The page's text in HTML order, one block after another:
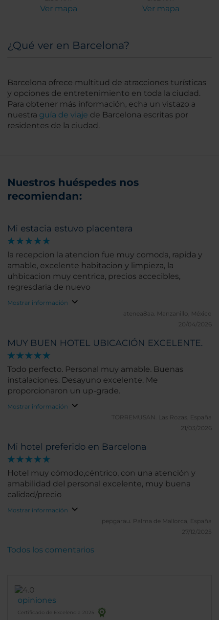
Ver mapa Ver mapa
¿Qué ver en Barcelona?
Barcelona ofrece multitud de atracciones turísticas
y opciones de entretenimiento en toda la ciudad.
Para obtener más información, echa un vistazo a
nuestra guía de viaje de Barcelona escritas por
residentes de la ciudad.
Nuestros huéspedes nos
recomiendan:
Mi estacia estuvo placentera
la recepcion la atencion fue muy comoda, rapida y
amable, excelente habitacion y limpieza, la
uhbicacion muy centrica, precios accecibles,
regresdaria de nuevo
Mostrar información
atenea8aa. Manzanillo, México
20/04/2026
MUY BUEN HOTEL UBICACIÓN EXCELENTE.
Todo perfecto. Personal muy amable. Buenas
instalaciones. Desayuno excelente. Me
proporcionaron un up-grade.
Mostrar información
TORREMUSAN. Las Rozas, España
21/03/2026
Mi hotel preferido en Barcelona
Hotel muy cómodo,céntrico, con una atención y
amabilidad del personal excelente, muy buena
calidad/precio
Mostrar información
pepgarau.
Palma de Mallorca, España
27/12/2025
opiniones
Certificado de Excelencia 2025
Todos los comentarios